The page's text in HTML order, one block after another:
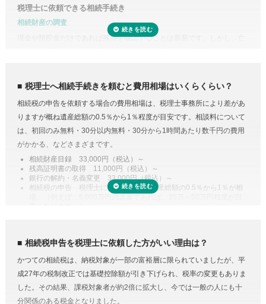
受付時間 平日9:00–19:00 / 土日祝9:00–18:00
税理士に依頼できる相続手続き
相続財産の調査
現金や預貯金だけであれば残高を確認することは容易です。しかし、亡
また、株式や貴金属、不動産などは評価をする必要があります。また、
とで合わせて収集・管理が可能になり、取り直しや多く取りすぎなどの
手間・無駄が省けます。
例えば、配偶者が取得した正味の遺産額は、1億6,000万円と配偶者の法
定相続分相当額を比較してどちらか大きい金額までは相続税がかからな
相続税の申告や準確定申告
相続税には申告書の他、総額の計算書、生命保険・財産・債務の明細書
など非常に多くの書類作成が必要となります。もちろん、相続人自身で
申告することもできますが、不動産や非上場株式などは財産の評価が難
しく書類作成も煩雑なことから、税理士に依頼するのが一般的です。
税理士へ相続手続きを頼むと費用相場はいくらくらい？
相続税の申告を依頼する場合の費用相場は、税理士事務所により差があ
りますが概ね遺産総額の0.5％から1％程度が目安です。相談料について
は、初回のみ無料・30分以内無料・30分から1時間あたり数千円の費用
がかかる、などさまざまです。
相続財産目録 33,000円（税込）～
残高証明書の取得 11,000円（税込）～
銀行の解約・名義変更 33,000円（税込）～
相続税の申告 税理士により差があり遺産総額の0.5％から1％が相
人生で数回程度の相続税申告をするためだけに、相続税に関する調べも
のや資料集めに相当の時間と労力を費やすことを考えてみると、税金の
プロの税理士に頼むという選択肢がコストに見合うものだと納得がいく
のではないでしょうか。
費用が気になる方は、相続税申告の費用を複数の専門家にまとめて依頼
相続税申告を税理士に依頼した方がいい理由は？
かつての相続税は、納税対象が一部の富裕層に限られていましたが、平
成27年の税制改正では基礎控除額が引き下げられ、税率の変更もありま
した。その結果、課税対象者が約2倍に拡大し、今では一般の人にも十
分関係のある税金となりました。